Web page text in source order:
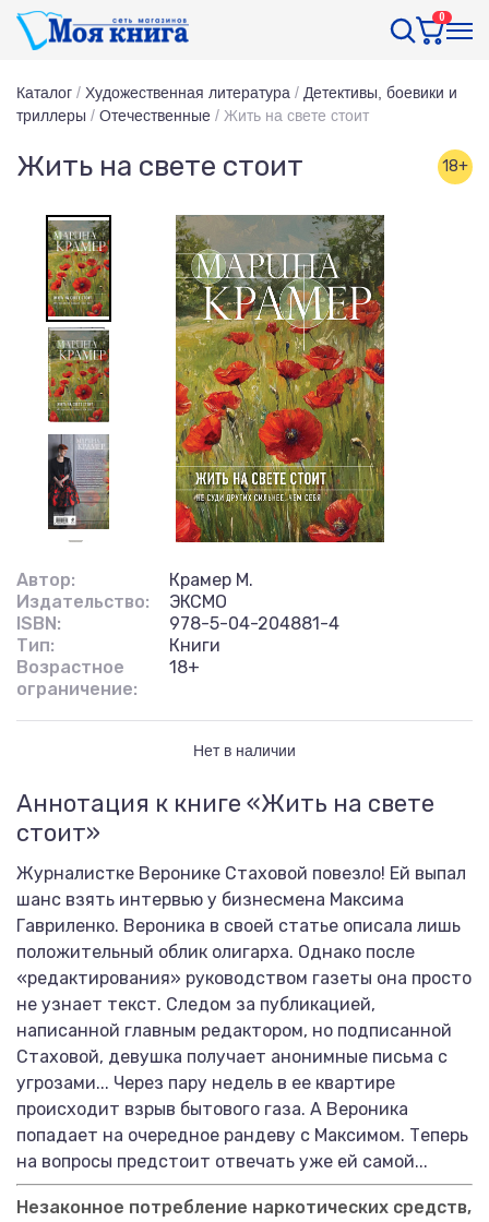
0
Каталог / Художественная литература / Детективы, боевики и
триллеры / Отечественные / Жить на свете стоит
Жить на свете стоит 18+
Автор:
Крамер М.
Издательство:
ЭКСМО
ISBN:
978-5-04-204881-4
Тип:
Книги
Возрастное
ограничение:
18+
Нет в наличии
Аннотация к книге «Жить на свете
стоит»
Журналистке Веронике Стаховой повезло! Ей выпал
шанс взять интервью у бизнесмена Максима
Гавриленко. Вероника в своей статье описала лишь
положительный облик олигарха. Однако после
«редактирования» руководством газеты она просто
не узнает текст. Следом за публикацией,
написанной главным редактором, но подписанной
Стаховой, девушка получает анонимные письма с
угрозами... Через пару недель в ее квартире
происходит взрыв бытового газа. А Вероника
попадает на очередное рандеву с Максимом. Теперь
на вопросы предстоит отвечать уже ей самой...
Незаконное потребление наркотических средств,